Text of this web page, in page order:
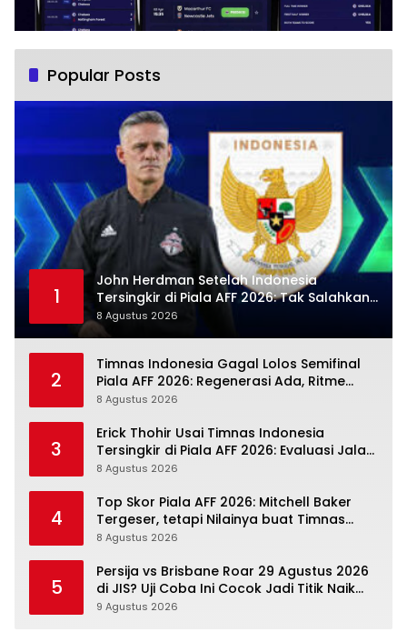
Popular Posts
1
John Herdman Setelah Indonesia
Tersingkir di Piala AFF 2026: Tak Salahkan
Wasit, Mitchell Baker Tetap Jadi Modal
8 Agustus 2026
2
Timnas Indonesia Gagal Lolos Semifinal
Piala AFF 2026: Regenerasi Ada, Ritme
Kompetisi Masih Harus Mengejar
8 Agustus 2026
3
Erick Thohir Usai Timnas Indonesia
Tersingkir di Piala AFF 2026: Evaluasi Jalan,
Agenda Berikutnya Sudah Dekat
8 Agustus 2026
4
Top Skor Piala AFF 2026: Mitchell Baker
Tergeser, tetapi Nilainya buat Timnas
Indonesia Justru Naik
8 Agustus 2026
5
Persija vs Brisbane Roar 29 Agustus 2026
di JIS? Uji Coba Ini Cocok Jadi Titik Naik
Macan Kemayoran
9 Agustus 2026